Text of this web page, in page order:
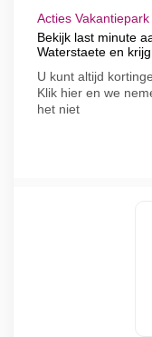
Acties
Bekijk last minute
Waterstaete en
U kunt altijd
Klik hier en we
het niet